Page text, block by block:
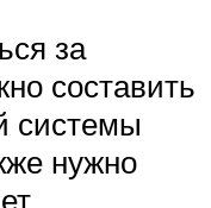
за
составить
системы
нужно